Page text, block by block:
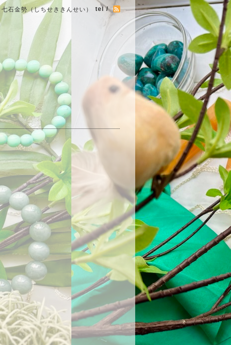
七石金勢（しちせききんせい） tel /